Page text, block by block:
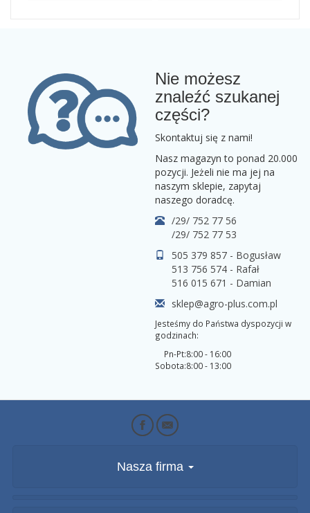
Nie możesz
znaleźć szukanej
części?
Skontaktuj się z nami!
Nasz magazyn to ponad 20.000
pozycji. Jeżeli nie ma jej na
naszym sklepie, zapytaj
naszego doradcę.
/29/ 752 77 56
/29/ 752 77 53
505 379 857 - Bogusław
513 756 574 - Rafał
516 015 671 - Damian
sklep@agro-plus.com.pl
Jesteśmy do Państwa dyspozycji w
godzinach:
Pn-Pt:
Sobota:
8:00 - 16:00
8:00 - 13:00
Nasza firma